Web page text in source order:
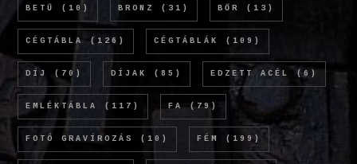
BETŰ (10) BRONZ (31) BŐR (13)
CÉGTÁBLA (126) CÉGTÁBLÁK (109)
DÍJ (70) DÍJAK (85) EDZETT ACÉL (6)
EMLÉKTÁBLA (117) FA (79)
FOTÓ GRAVÍROZÁS (10) FÉM (199)